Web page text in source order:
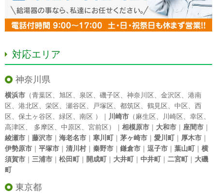
対応エリア
神奈川県
横浜市 （青葉区 旭区 泉区 磯子区 神奈川区 金沢区
港南
区
港北区 栄区 瀬谷区 戸塚区 都筑区 鶴見区 中区
西
区
保土ヶ谷区 緑区 南区 ）｜ 川崎市 （麻生区 川崎区 幸区
高津区
多摩区 中原区 宮前区）｜ 相模原市 ｜ 大和市 ｜ 座間市 ｜
綾瀬市 ｜ 藤沢市 ｜ 海老名市 ｜ 寒川町｜ 茅ヶ崎市 ｜ 愛川町｜ 厚木市 ｜
伊勢原市 ｜ 平塚市 ｜ 清川村｜ 秦野市 ｜ 鎌倉市 ｜ 逗子市 ｜ 葉山町｜ 横
須賀市 ｜ 三浦市 ｜ 松田町｜ 開成町｜ 大井町｜ 中井町｜ 二宮町｜ 大磯
町
東京都